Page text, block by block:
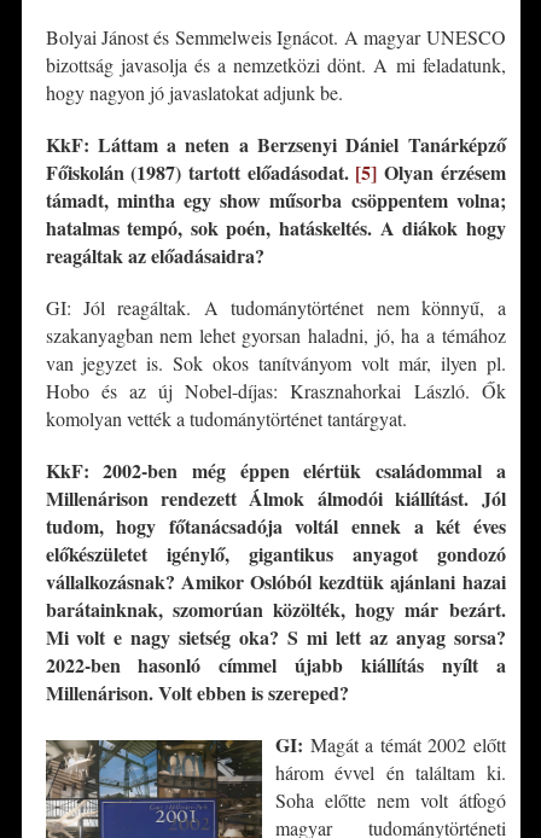
Bolyai Jánost és Semmelweis Ignácot. A magyar UNESCO
bizottság javasolja és a nemzetközi dönt. A mi feladatunk,
hogy nagyon jó javaslatokat adjunk be.
KkF: Láttam a neten a Berzsenyi Dániel Tanárképző
Főiskolán (1987) tartott előadásodat. [5] Olyan érzésem
támadt, mintha egy show műsorba csöppentem volna;
hatalmas tempó, sok poén, hatáskeltés. A diákok hogy
reagáltak az előadásaidra?
GI: Jól reagáltak. A tudománytörténet nem könnyű, a
szakanyagban nem lehet gyorsan haladni, jó, ha a témához
van jegyzet is. Sok okos tanítványom volt már, ilyen pl.
Hobo és az új Nobel-díjas: Krasznahorkai László. Ők
komolyan vették a tudománytörténet tantárgyat.
KkF: 2002-ben még éppen elértük családommal a
Millenárison rendezett Álmok álmodói kiállítást. Jól
tudom, hogy főtanácsadója voltál ennek a két éves
előkészületet igénylő, gigantikus
anyagot gondozó
vállalkozásnak? Amikor Oslóból kezdtük ajánlani hazai
barátainknak, szomorúan közölték, hogy már bezárt.
Mi volt e nagy sietség oka? S mi lett az anyag sorsa?
2022-ben hasonló címmel újabb kiállítás nyílt a
Millenárison. Volt ebben is szereped?
GI: Magát a témát 2002 előtt
három évvel én találtam ki.
Soha előtte nem volt átfogó
magyar tudománytörténeti